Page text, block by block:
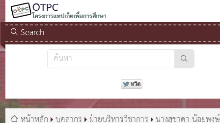
Search
หน้าหลัก บุคลากร ฝ่ายบริหารวิชาการ นางสุชาดา น้อยพงษ์